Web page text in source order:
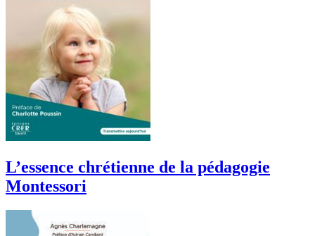
L’essence chrétienne de la pédagogie
Montessori